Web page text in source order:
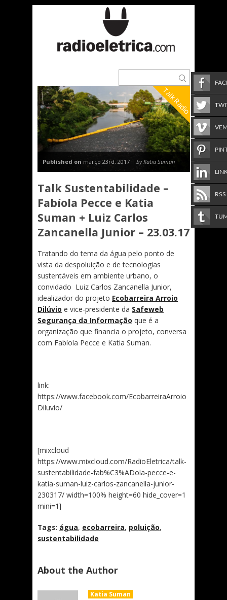
Talk Radio
Published on março 23rd, 2017 | by Katia Suman
Talk Sustentabilidade –
Fabíola Pecce e Katia
Suman + Luiz Carlos
Zancanella Junior – 23.03.17
Tratando do tema da água pelo ponto de
vista da despoluição e de tecnologias
sustentáveis em ambiente urbano, o
convidado Luiz Carlos Zancanella Junior,
idealizador do projeto Ecobarreira Arroio
Dilúvio e vice-presidente da Safeweb
Segurança da Informação que é a
organização que financia o projeto, conversa
com Fabíola Pecce e Katia Suman.
link:
https://www.facebook.com/EcobarreiraArroio
Diluvio/
[mixcloud
https://www.mixcloud.com/RadioEletrica/talk-
sustentabilidade-fab%C3%ADola-pecce-e-
katia-suman-luiz-carlos-zancanella-junior-
230317/ width=100% height=60 hide_cover=1
mini=1]
Tags: água, ecobarreira, poluição,
sustentabilidade
About the Author
Katia Suman
RSS